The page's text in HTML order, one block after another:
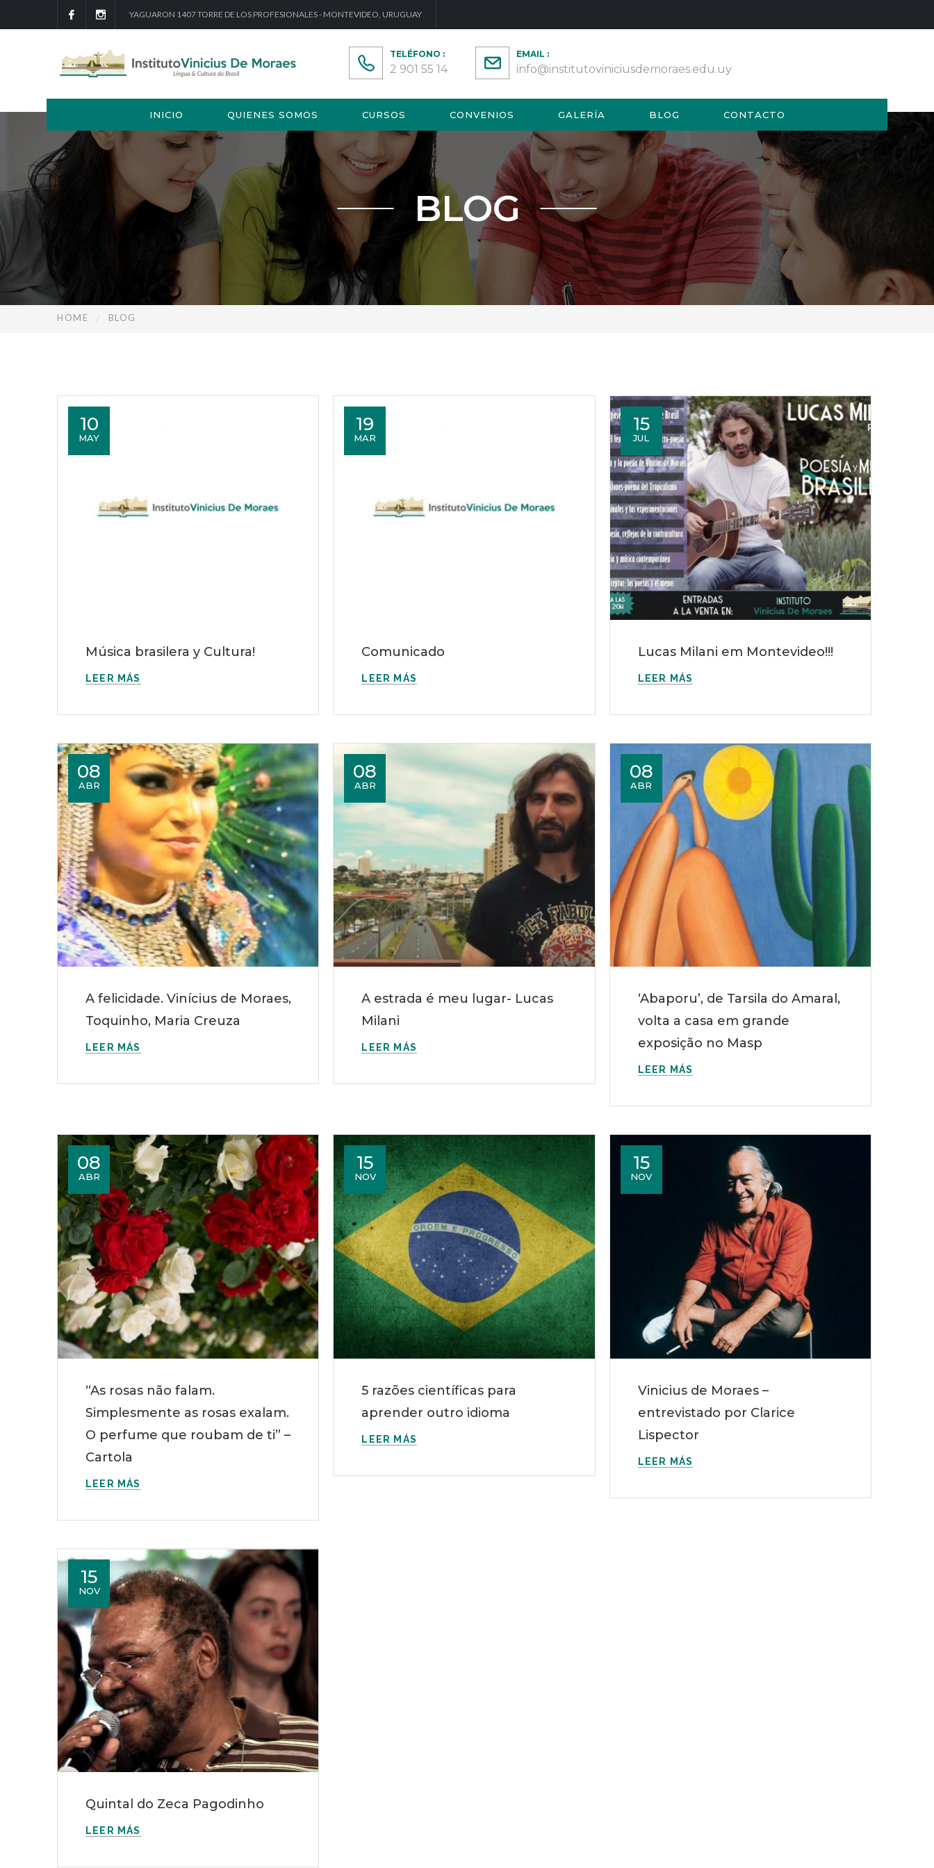
YAGUARON 1407 TORRE DE LOS PROFESIONALES - MONTEVIDEO, URUGUAY
TELÉFONO :
2 901 55 14
EMAIL :
info@institutoviniciusdemoraes.edu.uy
INICIO QUIENES SOMOS CURSOS CONVENIOS GALERÍA BLOG CONTACTO
BLOG
HOME BLOG
10
MAY
Música brasilera y Cultura!
LEER MÁS
19
MAR
Comunicado
LEER MÁS
15
JUL
Lucas Milani em Montevideo!!!
LEER MÁS
08
ABR
A felicidade. Vinícius de Moraes,
Toquinho, Maria Creuza
LEER MÁS
08
ABR
A estrada é meu lugar- Lucas
Milani
LEER MÁS
08
ABR
‘Abaporu’, de Tarsila do Amaral,
volta a casa em grande
exposição no Masp
LEER MÁS
08
ABR
“As rosas não falam.
Simplesmente as rosas exalam.
O perfume que roubam de ti” –
Cartola
LEER MÁS
15
NOV
5 razões científicas para
aprender outro idioma
LEER MÁS
15
NOV
Vinicius de Moraes –
entrevistado por Clarice
Lispector
LEER MÁS
15
NOV
Quintal do Zeca Pagodinho
LEER MÁS